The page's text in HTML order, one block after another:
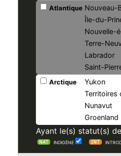
Atlantique Nouveau-
Île-du-
Nouvelle-
Terre-
Labrador
Saint-
Arctique
Yukon
Territoires
Nunavut
Groenland
Ayant le(s) statut(s)
INDIGÈNE